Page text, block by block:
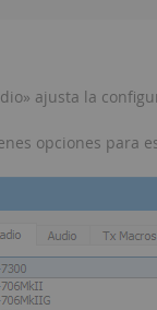
ajusta la
opciones para